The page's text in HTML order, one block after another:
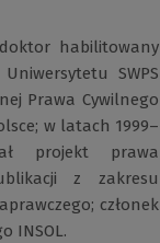
doktor habilitowany
SWPS
Prawa Cywilnego
w latach 1999–
projekt prawa
z zakresu
członek
INSOL.